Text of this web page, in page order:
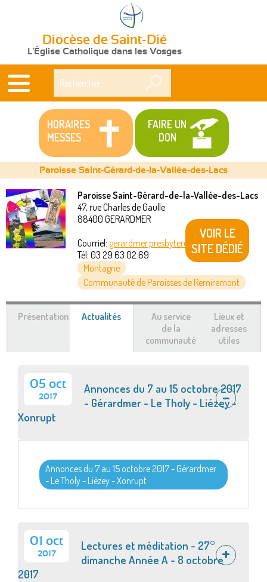
Diocèse de Saint-Dié
L'Église Catholique dans les Vosges
HORAIRES
MESSES
FAIRE UN
DON
Vous
êtes
Paroisse Saint-Gérard-de-la-Vallée-des-Lacs
Paroisse Saint-Gérard-de-la-Vallée-des-Lacs
47, rue Charles de Gaulle
88400 GERARDMER
Courriel: gerardmer.presbytere@akeonet.com
Tél: 03 29 63 02 69
Montagne
Communauté de Paroisses de Remiremont
VOIR LE
SITE DÉDIÉ
Présentation Actualités
Au service
de la
communauté
Lieux et
adresses
utiles
05 oct
2017
Annonces du 7 au 15 octobre 2017
- Gérardmer - Le Tholy - Liézey -
Xonrupt
Annonces du 7 au 15 octobre 2017 - Gérardmer
- Le Tholy - Liézey - Xonrupt
01 oct
2017
Lectures et méditation - 27°
dimanche Année A - 8 octobre
2017